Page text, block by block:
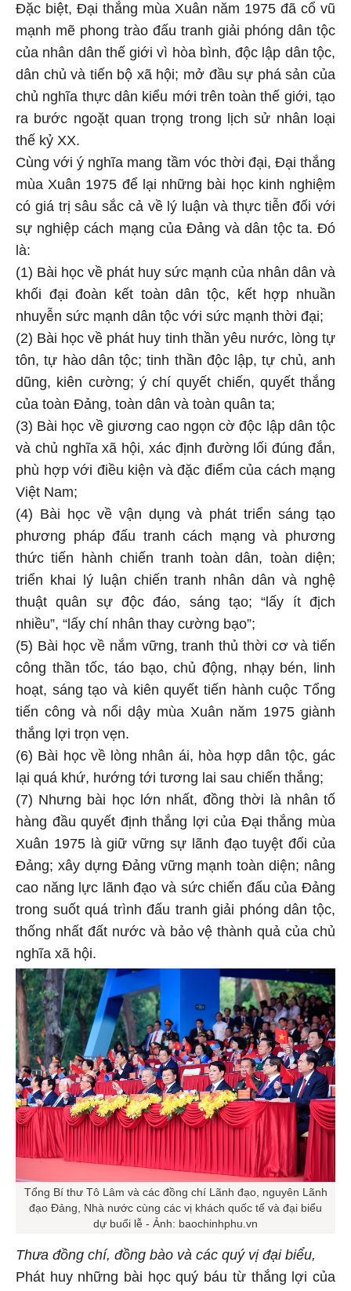
Đặc biệt, Đại thắng mùa Xuân năm 1975 đã cổ vũ
mạnh mẽ phong trào đấu tranh giải phóng dân tộc
của nhân dân thế giới vì hòa bình, độc lập dân tộc,
dân chủ và tiến bộ xã hội; mở đầu sự phá sản của
chủ nghĩa thực dân kiểu mới trên toàn thế giới, tạo
ra bước ngoặt quan trọng trong lịch sử nhân loại
thế kỷ XX.
Cùng với ý nghĩa mang tầm vóc thời đại, Đại thắng
mùa Xuân 1975 để lại những bài học kinh nghiệm
có giá trị sâu sắc cả về lý luận và thực tiễn đối với
sự nghiệp cách mạng của Đảng và dân tộc ta. Đó
là:
(1) Bài học về phát huy sức mạnh của nhân dân và
khối đại đoàn kết toàn dân tộc, kết hợp nhuần
nhuyễn sức mạnh dân tộc với sức mạnh thời đại;
(2) Bài học về phát huy tinh thần yêu nước, lòng tự
tôn, tự hào dân tộc; tinh thần độc lập, tự chủ, anh
dũng, kiên cường; ý chí quyết chiến, quyết thắng
của toàn Đảng, toàn dân và toàn quân ta;
(3) Bài học về giương cao ngọn cờ độc lập dân tộc
và chủ nghĩa xã hội, xác định đường lối đúng đắn,
phù hợp với điều kiện và đặc điểm của cách mạng
Việt Nam;
(4) Bài học về vận dụng và phát triển sáng tạo
phương pháp đấu tranh cách mạng và phương
thức tiến hành chiến tranh toàn dân, toàn diện;
triển khai lý luận chiến tranh nhân dân và nghệ
thuật quân sự độc đáo, sáng tạo; “lấy ít địch
nhiều”, “lấy chí nhân thay cường bạo”;
(5) Bài học về nắm vững, tranh thủ thời cơ và tiến
công thần tốc, táo bạo, chủ động, nhạy bén, linh
hoạt, sáng tạo và kiên quyết tiến hành cuộc Tổng
tiến công và nổi dậy mùa Xuân năm 1975 giành
thắng lợi trọn vẹn.
(6) Bài học về lòng nhân ái, hòa hợp dân tộc, gác
lại quá khứ, hướng tới tương lai sau chiến thắng;
(7) Nhưng bài học lớn nhất, đồng thời là nhân tố
hàng đầu quyết định thắng lợi của Đại thắng mùa
Xuân 1975 là giữ vững sự lãnh đạo tuyệt đối của
Đảng; xây dựng Đảng vững mạnh toàn diện; nâng
cao năng lực lãnh đạo và sức chiến đấu của Đảng
trong suốt quá trình đấu tranh giải phóng dân tộc,
thống nhất đất nước và bảo vệ thành quả của chủ
nghĩa xã hội.
Tổng Bí thư Tô Lâm và các đồng chí Lãnh đạo, nguyên Lãnh
đạo Đảng, Nhà nước cùng các vị khách quốc tế và đại biểu
dự buổi lễ - Ảnh: baochinhphu.vn
Thưa đồng chí, đồng bào và các quý vị đại biểu,
Phát huy những bài học quý báu từ thắng lợi của